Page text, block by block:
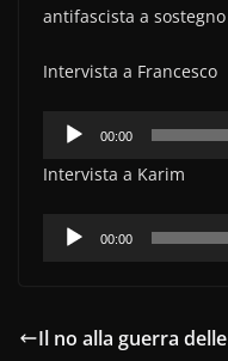
antifascista a
Intervista a Francesco
Audio
00:00
Intervista a Karim
Audio
00:00
Il no alla guerra